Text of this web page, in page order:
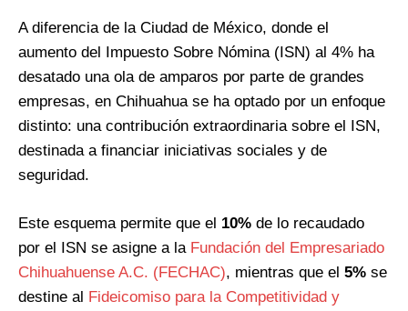
A diferencia de la Ciudad de México, donde el
aumento del Impuesto Sobre Nómina (ISN) al 4% ha
desatado una ola de amparos por parte de grandes
empresas, en Chihuahua se ha optado por un enfoque
distinto: una contribución extraordinaria sobre el ISN,
destinada a financiar iniciativas sociales y de
seguridad.
Este esquema permite que el 10% de lo recaudado
por el ISN se asigne a la Fundación del Empresariado
Chihuahuense A.C. (FECHAC), mientras que el 5% se
destine al Fideicomiso para la Competitividad y